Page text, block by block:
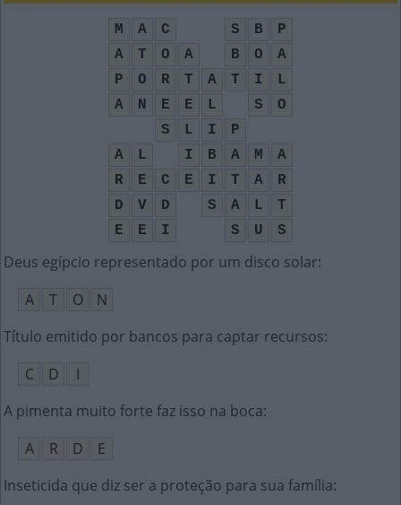
M A C S B
P
A
T O A B O
A
P
O R T A T I
L
A
N E E L S
O
S
L I
P
A
L I B A M
A
R
E C E I T A
R
D
V D S A L
T
E
E I S U S
Deus egípcio representado por um disco solar:
A
T O
N
Título emitido por bancos para captar recursos:
C
D
I
A pimenta muito forte faz isso na boca:
A
R D
E
Inseticida que diz ser a proteção para sua família: